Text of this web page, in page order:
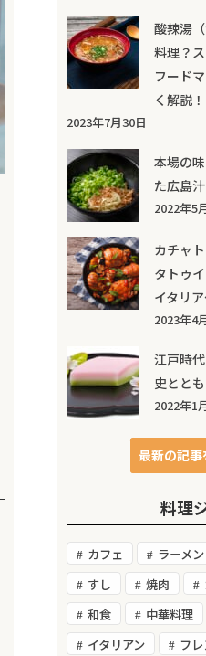
酸辣湯
料理？
フード
く解説！
2023年7月30日
本場の
た広島
2022年5
カチャ
タトゥ
イタリ
2023年4
江戸時
史とと
2022年1
最新の記
料理
カフェ ラーメン
すし
焼肉
和食
中華料理
イタリアン
フ